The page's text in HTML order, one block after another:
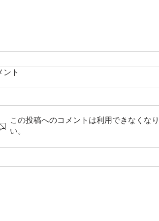
8月6日（木）はご当地グルメの日で
ント
この投稿へのコメントは利用できなくな
い。